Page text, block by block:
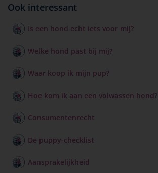
Ook interessant
Is een hond echt iets voor mij?
Welke hond past bij mij?
Waar koop ik mijn pup?
Hoe kom ik aan een volwassen hond?
Consumentenrecht
De puppy-checklist
Aansprakelijkheid